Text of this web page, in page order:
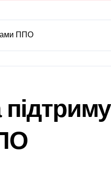
ППО